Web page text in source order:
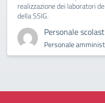
realizzazione dei laboratori
della SSIG.
Personale
Personale